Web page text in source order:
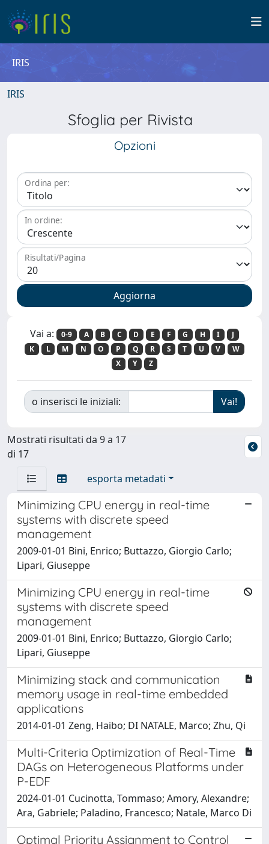
IRIS
IRIS
Sfoglia per Rivista
Opzioni
Ordina per:
In ordine:
Risultati/Pagina
Vai a: 0-9 A B C D E F G H I
J
K
L M N O P Q R S T U V
W
X
Y Z
o inserisci le iniziali:
Mostrati risultati da 9 a 17
di 17
esporta metadati
Minimizing CPU energy in real-time
systems with discrete speed
management
2009-01-01 Bini, Enrico; Buttazzo, Giorgio Carlo;
Lipari, Giuseppe
Minimizing CPU energy in real-time
systems with discrete speed
management
2009-01-01 Bini, Enrico; Buttazzo, Giorgio Carlo;
Lipari, Giuseppe
Minimizing stack and communication
memory usage in real-time embedded
applications
2014-01-01 Zeng, Haibo; DI NATALE, Marco; Zhu, Qi
Multi-Criteria Optimization of Real-Time
DAGs on Heterogeneous Platforms under
P-EDF
2024-01-01 Cucinotta, Tommaso; Amory, Alexandre;
Ara, Gabriele; Paladino, Francesco; Natale, Marco Di
Optimal Priority Assignment to Control